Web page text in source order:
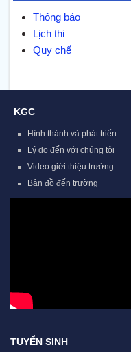
Thông báo
Lịch thi
Quy chế
KGC
Hình thành và phát triển
Lý do đến với chúng tôi
Video giới thiệu trường
Bản đồ đến trường
TUYỂN SINH